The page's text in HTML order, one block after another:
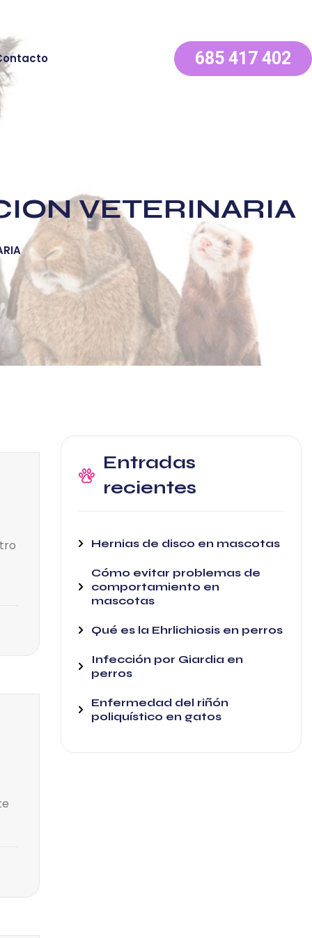
685 417 402
VETERINARIA
Entradas
recientes
Hernias de disco en mascotas
Cómo evitar problemas de
comportamiento en
mascotas
Qué es la Ehrlichiosis en perros
Infección por Giardia en
perros
Enfermedad del riñón
poliquístico en gatos